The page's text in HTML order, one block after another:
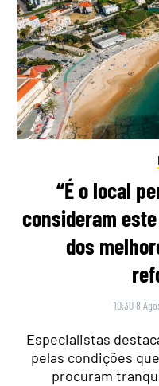
“É o local
consideram
dos
10:30 8
Especialistas
pelas condições
procuram